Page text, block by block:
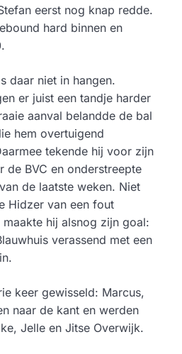
eerst nog knap redde.
hard binnen en
daar niet in hangen.
er juist een tandje harder
aanval belandde de bal
hem overtuigend
tekende hij voor zijn
de BVC en onderstreepte
de laatste weken. Niet
Hidzer van een fout
hij alsnog zijn goal:
verassend met een
keer gewisseld: Marcus,
naar de kant en werden
Jelle en Jitse Overwijk.